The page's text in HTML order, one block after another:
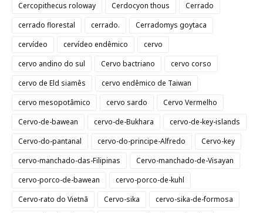
Cercopithecus roloway
Cerdocyon thous
Cerrado
cerrado florestal
cerrado.
Cerradomys goytaca
cervídeo
cervídeo endêmico
cervo
cervo andino do sul
Cervo bactriano
cervo corso
cervo de Eld siamês
cervo endêmico de Taiwan
cervo mesopotâmico
cervo sardo
Cervo Vermelho
Cervo-de-bawean
cervo-de-Bukhara
cervo-de-key-islands
Cervo-do-pantanal
cervo-do-principe-Alfredo
Cervo-key
cervo-manchado-das-Filipinas
Cervo-manchado-de-Visayan
cervo-porco-de-bawean
cervo-porco-de-kuhl
Cervo-rato do Vietnã
Cervo-sika
cervo-sika-de-formosa